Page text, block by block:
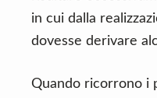
in cui dalla
dovesse derivare
Quando ricorrono i